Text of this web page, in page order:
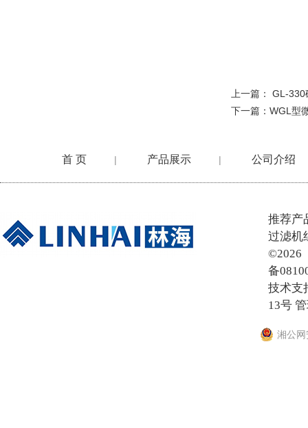
上一篇： GL-330
下一篇： WGL型
首 页 | 产品展示 | 公司介绍
推荐产
过滤机
©2026
备
技术支
13号
湘公